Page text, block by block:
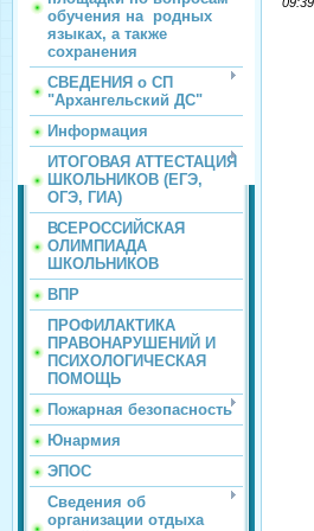
обучения на родных
языках, а также
сохранения
СВЕДЕНИЯ о СП
"Архангельский ДС"
Информация
ИТОГОВАЯ АТТЕСТАЦИЯ
ШКОЛЬНИКОВ (ЕГЭ,
ОГЭ, ГИА)
ВСЕРОССИЙСКАЯ
ОЛИМПИАДА
ШКОЛЬНИКОВ
ВПР
ПРОФИЛАКТИКА
ПРАВОНАРУШЕНИЙ И
ПСИХОЛОГИЧЕСКАЯ
ПОМОЩЬ
Пожарная безопасность
Юнармия
ЭПОС
Сведения об
организации отдыха